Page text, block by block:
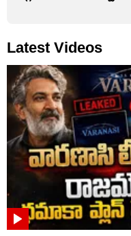
Latest Videos